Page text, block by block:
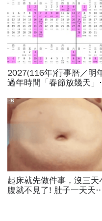
2027(116年)行事曆／明
過年時間「春節放幾天」
天以上有9個：請假懶人
起床就先做件事，沒三天
腹就不見了! 肚子一天天
PR